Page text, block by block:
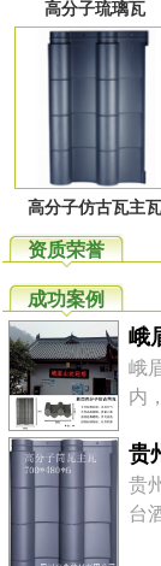
高分子琉璃瓦
高分子仿古瓦主瓦
资质荣誉
成功案例
峨
峨
内
最
高
富
贵
贵
台